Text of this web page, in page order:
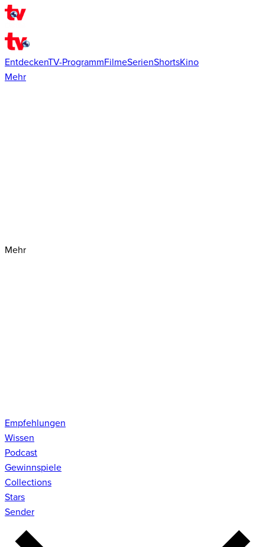
EntdeckenTV-ProgrammFilmeSerienShortsKino
Mehr
Mehr
Empfehlungen
Wissen
Podcast
Gewinnspiele
Collections
Stars
Sender